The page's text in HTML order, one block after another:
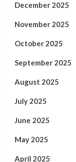
December 2025
November 2025
October 2025
September 2025
August 2025
July 2025
June 2025
May 2025
April 2025